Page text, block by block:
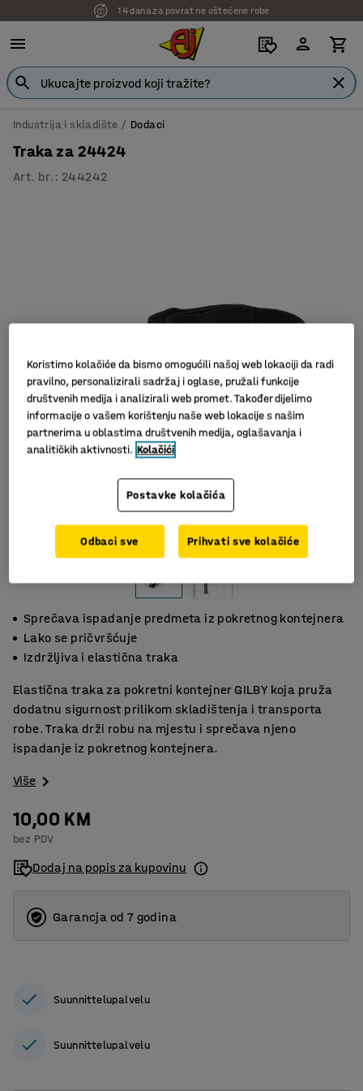
14 dana za povrat ne oštećene robe
Industrija i skladište Dodaci
Traka za 24424
Art. br. : 244242
Sprečava ispadanje predmeta iz pokretnog kontejnera
Lako se pričvršćuje
Izdržljiva i elastična traka
Elastična traka za pokretni kontejner GILBY koja pruža
dodatnu sigurnost prilikom skladištenja i transporta
robe. Traka drži robu na mjestu i sprečava njeno
ispadanje iz pokretnog kontejnera.
Više
10,00 KM
bez PDV
Dodaj na popis za kupovinu
Garancja od 7 godina
Suunnittelupalvelu
Suunnittelupalvelu
Koristimo kolačiće da bismo omogućili našoj web lokaciji da radi
pravilno, personalizirali sadržaj i oglase, pružali funkcije
društvenih medija i analizirali web promet. Također dijelimo
informacije o vašem korištenju naše web lokacije s našim
partnerima u oblastima društvenih medija, oglašavanja i
analitičkih aktivnosti. Kolačići
Postavke kolačića
Odbaci sve Prihvati sve kolačiće